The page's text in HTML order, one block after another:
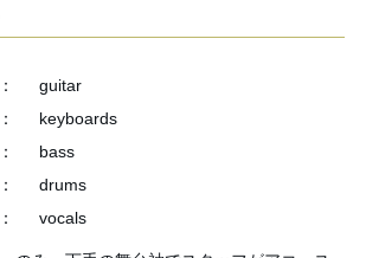
：
guitar
：
keyboards
：
bass
：
drums
： vocals